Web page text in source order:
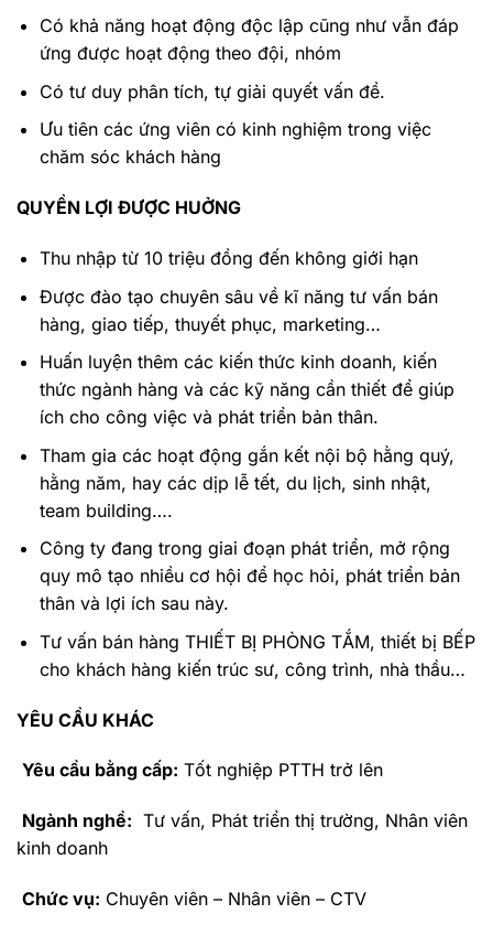
Có khả năng hoạt động độc lập cũng như vẫn đáp
ứng được hoạt động theo đội, nhóm
Có tư duy phân tích, tự giải quyết vấn đề.
Ưu tiên các ứng viên có kinh nghiệm trong việc
chăm sóc khách hàng
QUYỀN LỢI ĐƯỢC HUỞNG
Thu nhập từ 10 triệu đồng đến không giới hạn
Được đào tạo chuyên sâu về kĩ năng tư vấn bán
hàng, giao tiếp, thuyết phục, marketing…
Huấn luyện thêm các kiến thức kinh doanh, kiến
thức ngành hàng và các kỹ năng cần thiết để giúp
ích cho công việc và phát triển bản thân.
Tham gia các hoạt động gắn kết nội bộ hằng quý,
hằng năm, hay các dịp lễ tết, du lịch, sinh nhật,
team building….
Công ty đang trong giai đoạn phát triển, mở rộng
quy mô tạo nhiều cơ hội để học hỏi, phát triển bản
thân và lợi ích sau này.
Tư vấn bán hàng THIẾT BỊ PHÒNG TẮM, thiết bị BẾP
cho khách hàng kiến trúc sư, công trình, nhà thầu…
YÊU CẦU KHÁC
Yêu cầu bằng cấp: Tốt nghiệp PTTH trở lên
Ngành nghề: Tư vấn, Phát triển thị trường, Nhân viên
kinh doanh
Chức vụ: Chuyên viên – Nhân viên – CTV